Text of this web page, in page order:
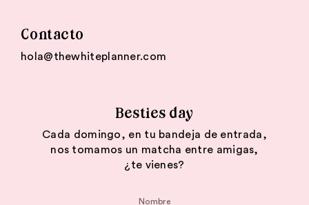
Contacto
hola@thewhiteplanner.com
Besties day
Cada domingo, en tu bandeja de entrada,
nos tomamos un matcha entre amigas,
¿te vienes?